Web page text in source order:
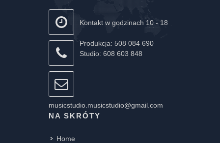
Kontakt w godzinach 10 - 18
Produkcja: 508 084 690
Studio: 608 603 848
musicstudio.musicstudio@gmail.com
NA SKRÓTY
Home